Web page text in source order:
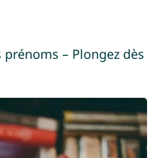
– Plongez dès